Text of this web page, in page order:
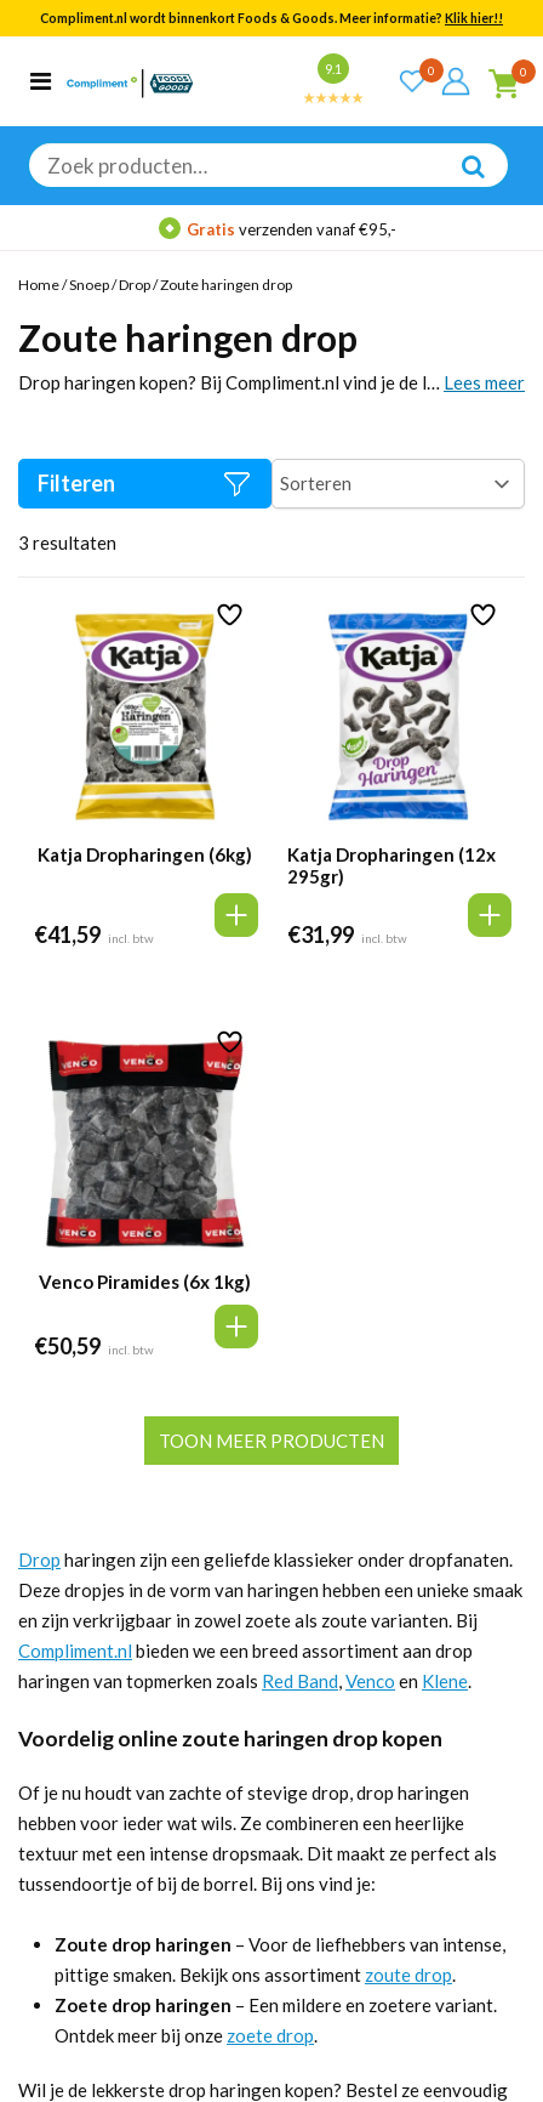
Compliment.nl wordt binnenkort Foods & Goods. Meer informatie? Klik hier!!
9.1 0 0
Zoeken
naar:
Categorieën
Bekijk alle resultaten
Gratis verzenden vanaf €95,-
Home/Snoep/Drop/Zoute haringen drop
Zoute haringen drop
Drop haringen kopen? Bij Compliment.nl vind je de lekkerste zoete en zoute drop haringen van topmerken zoals Red Band, Venco en Klene. Perfect voor liefhebbers van klassieke dropsmaken. Bestel eenvoudig online en profiteer van snelle levering en scherpe prijzen! Lees meer
3 resultaten
Filteren
Katja Dropharingen (6kg)
€41,59 incl. btw
Katja Dropharingen (12x
295gr)
€31,99 incl. btw
Venco Piramides (6x 1kg)
€50,59 incl. btw
TOON MEER PRODUCTEN
Drop haringen zijn een geliefde klassieker onder dropfanaten.
Deze dropjes in de vorm van haringen hebben een unieke smaak
en zijn verkrijgbaar in zowel zoete als zoute varianten. Bij
Compliment.nl bieden we een breed assortiment aan drop
haringen van topmerken zoals Red Band,Venco en Klene.
Voordelig online zoute haringen drop kopen
Of je nu houdt van zachte of stevige drop, drop haringen
hebben voor ieder wat wils. Ze combineren een heerlijke
textuur met een intense dropsmaak. Dit maakt ze perfect als
tussendoortje of bij de borrel. Bij ons vind je:
Zoute drop haringen – Voor de liefhebbers van intense,
pittige smaken. Bekijk ons assortiment zoute drop.
Zoete drop haringen – Een mildere en zoetere variant.
Ontdek meer bij onze zoete drop.
Wil je de lekkerste drop haringen kopen? Bestel ze eenvoudig